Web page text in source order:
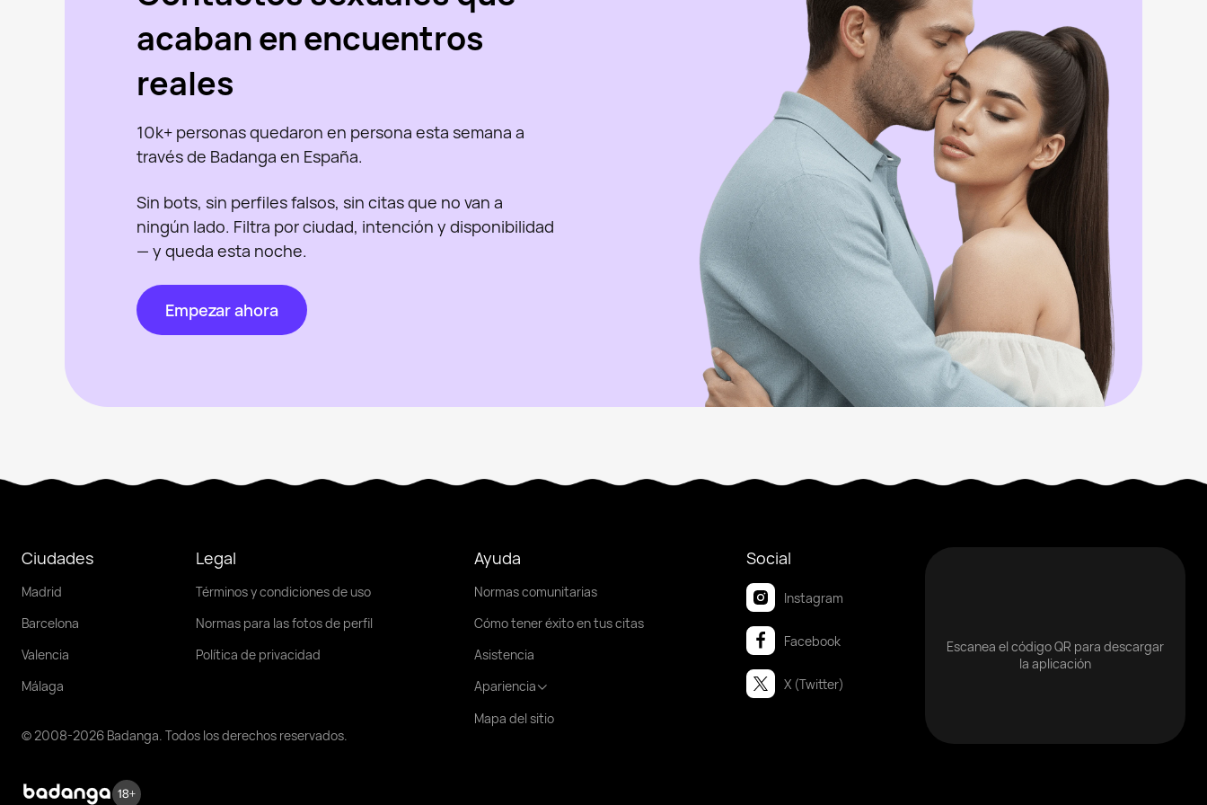
acaban en encuentros
reales
10k+ personas quedaron en persona esta semana a
través de Badanga en España.
Sin bots, sin perfiles falsos, sin citas que no van a
ningún lado. Filtra por ciudad, intención y disponibilidad
— y queda esta noche.
Empezar ahora
Ciudades
Madrid
Barcelona
Valencia
Málaga
Legal
Términos y condiciones de uso
Normas para las fotos de perfil
Política de privacidad
Ayuda
Normas comunitarias
Cómo tener éxito en tus citas
Asistencia
Apariencia
Mapa del sitio
Social
Instagram
Facebook
X (Twitter)
© 2008-2026 Badanga. Todos los derechos reservados.
Escanea el código QR para descargar
la aplicación